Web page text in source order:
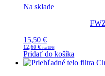
Na sklade
15,50 €
12,60 €
Pridať do košíka